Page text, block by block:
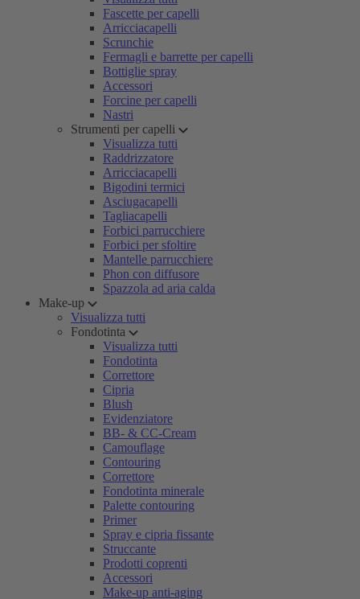
Fascette per capelli
Arricciacapelli
Scrunchie
Fermagli e barrette per capelli
Bottiglie spray
Accessori
Forcine per capelli
Nastri
Strumenti per capelli
Visualizza tutti
Raddrizzatore
Arricciacapelli
Bigodini termici
Asciugacapelli
Tagliacapelli
Forbici parrucchiere
Forbici per sfoltire
Mantelle parrucchiere
Phon con diffusore
Spazzola ad aria calda
Make-up
Visualizza tutti
Fondotinta
Visualizza tutti
Fondotinta
Correttore
Cipria
Blush
Evidenziatore
BB- & CC-Cream
Camouflage
Contouring
Correttore
Fondotinta minerale
Palette contouring
Primer
Spray e cipria fissante
Struccante
Prodotti coprenti
Accessori
Make-up anti-aging